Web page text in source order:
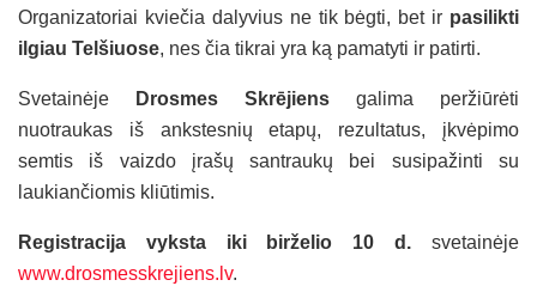
Organizatoriai kviečia dalyvius ne tik bėgti, bet ir pasilikti
ilgiau Telšiuose, nes čia tikrai yra ką pamatyti ir patirti.
Svetainėje Drosmes Skrējiens galima peržiūrėti
nuotraukas iš ankstesnių etapų, rezultatus, įkvėpimo
semtis iš vaizdo įrašų santraukų bei susipažinti su
laukiančiomis kliūtimis.
Registracija vyksta iki birželio 10 d. svetainėje
www.drosmesskrejiens.lv.